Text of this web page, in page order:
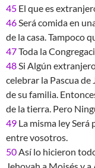
45 El que es
46Será comida en
de la casa. Tampoco
47Toda la
48Si Algún
celebrar la Pascua
de su familia.
de la tierra. Pero
49 La misma ley
entre vosotros.
50Así lo hicieron